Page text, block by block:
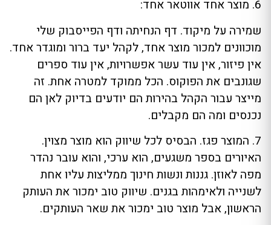
6. מוצר אחד אווטאר אחד:
שמירה על מיקוד. דף הנחיתה ודף הפייסבוק שלי
מוכוונים למכור מוצר אחד, לקהל יעד ברור ומוגדר אחד.
אין פיזור, אין עוד עשר אפשרויות, אין עוד ספרים
שגונבים את הפוקוס. הכל ממוקד למטרה אחת. זה
מייצר עבור הקהל בהירות הם יודעים בדיוק לאן הם
נכנסים ומה הם מקבלים.
7. המוצר פגז. הבסיס לכל שיווק הוא מוצר מצוין.
האיורים בספר משגעים, הוא ערכי, והוא עובר נהדר
מפה לאוזן. גננות ונשות חינוך ממליצות עליו אחת
לשנייה ולאימהות בגנים. שיווק טוב ימכור את העותק
הראשון, אבל מוצר טוב ימכור את שאר העותקים.